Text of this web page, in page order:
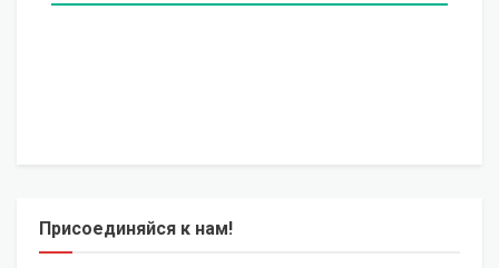
Присоединяйся к нам!